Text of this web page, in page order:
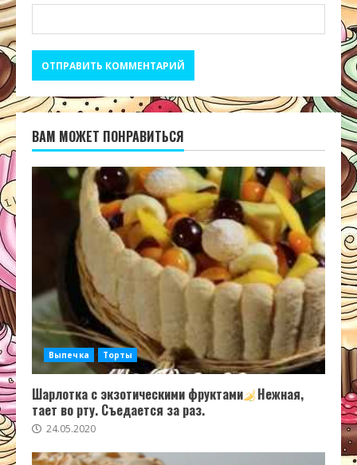
ВАМ МОЖЕТ ПОНРАВИТЬСЯ
Выпечка Торты
Шарлотка с экзотическими фруктами
Нежная,
тает во рту. Съедается за раз.
24.05.2020